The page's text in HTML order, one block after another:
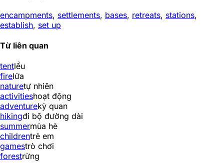
encampments, settlements, bases, retreats, stations,
establish, set up
Từ liên quan
tentlều
firelửa
naturetự nhiên
activitieshoạt động
adventurekỳ quan
hikingđi bộ đường dài
summermùa hè
childrentrẻ em
gamestrò chơi
forestrừng